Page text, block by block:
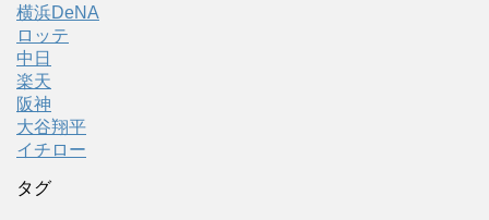
横浜DeNA
ロッテ
中日
楽天
阪神
大谷翔平
イチロー
タグ